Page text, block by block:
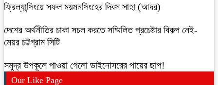
ফ্রিল্যান্সিংয়ে সফল ময়মনসিংহের দিবস সাহা (আদর)
দেশের অর্থনীতির চাকা সচল করতে সম্মিলিত প্রচেষ্টার বিকল্প নেই-
মেয়র চট্টগ্রাম সিটি
সমুদ্র উপকূলে পাওয়া গেলো ডাইনোসরের পায়ের ছাপ!
Our Like Page